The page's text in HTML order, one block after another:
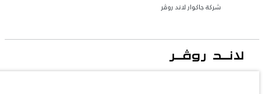
شركة جاكوار لاند روڤر